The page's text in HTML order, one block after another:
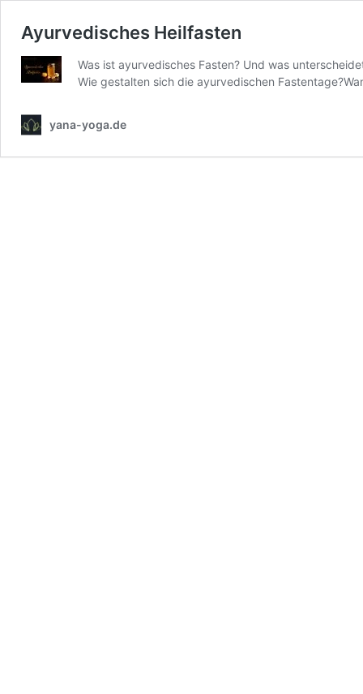
Ayurvedisches Heilfasten
Was ist ayurvedisches Fasten? Und was
Wie gestalten sich die ayurvedischen
yana-yoga.de